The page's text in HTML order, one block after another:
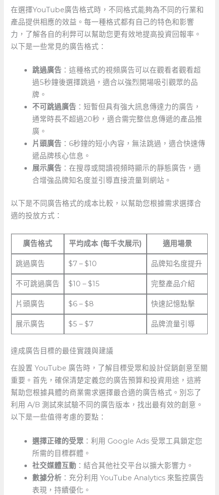
在選擇YouTube廣告格式時，不同格式能夠為不同的行業和
產品提供相應的效益。每一種格式都有自己的特色和影響
力，了解各自的利弊可以幫助您更有效地提高投資回報率。
以下是一些常見的廣告格式：
跳過廣告 ：這種格式的視頻廣告可以在觀看者觀看超
過5秒鐘後選擇跳過，適合以強烈開場吸引觀眾的品
牌。
不可跳過廣告 ：短暫但具有強大訊息傳達力的廣告，
通常時長不超過20秒，適合需完整信息傳遞的產品推
廣。
片頭廣告 ：6秒鐘的短小內容，無法跳過，適合快速傳
遞品牌核心信息。
展示廣告 ：在搜尋或閱讀視頻時顯示的靜態廣告，適
合增強品牌知名度並引導直接流量到網站。
以下是不同廣告格式的成本比較，以幫助您根據需求選擇合
適的投放方式：
廣告格式 平均成本 (每千次展示) 適用場景
跳過廣告 $7 – $10 品牌知名度提升
不可跳過廣告 $10 – $15 完整產品介紹
片頭廣告 $6 – $8 快速記憶點擊
展示廣告 $5 – $7 品牌流量引導
達成廣告目標的最佳實踐與建議
在設置 YouTube 廣告時，了解目標受眾和設計促銷創意至關
重要。首先，確保清楚定義您的廣告預算和投資用途，這將
幫助您根據具體的商業需求選擇最合適的廣告格式。別忘了
利用 A/B‌ 測試來試驗不同的廣告版本，找出最有效的創意。
以下是一些值得考慮的要點：
選擇正確的受眾 ：利用 Google Ads⁣ 受眾工具鎖定您
所需的目標群體。
社交媒體互動 ：結合其他社交平台以擴大影響力。
數據分析 ：充分利用 YouTube Analytics 來監控廣告
表現，持續優化。